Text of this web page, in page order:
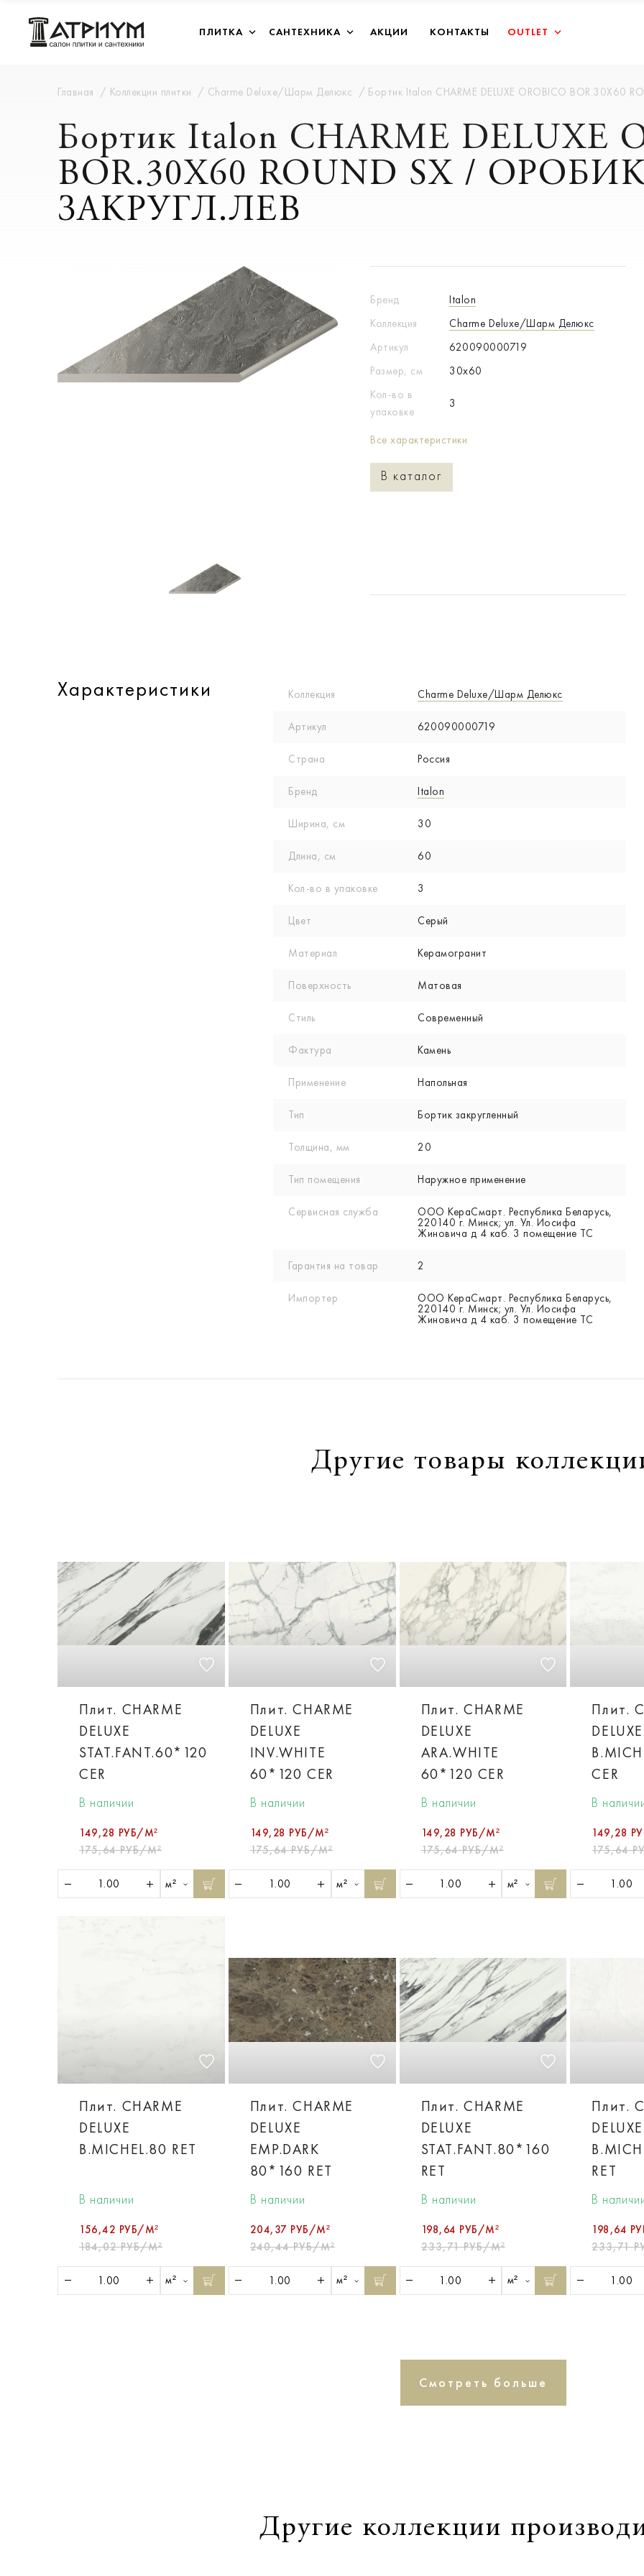
ПЛИТКА САНТЕХНИКА АКЦИИ КОНТАКТЫ OUTLET
Главная Коллекции плитки Charme Deluxe/Шарм Делюкс Бортик Italon CHARME DELUXE OROBICO
Бортик Italon CHARME DELUXE
BOR.30X60 ROUND SX /
ЗАКРУГЛ.ЛЕВ
Бренд
Italon
Коллекция
Charme Deluxe/Шарм Делюкс
Артикул
620090000719
Размер, см
30x60
Кол-во в
упаковке
3
Все характеристики
В каталог
Характеристики Коллекция Charme Deluxe/Шарм Делюкс
Артикул 620090000719
Страна Россия
Бренд Italon
Ширина, см 30
Длина, см 60
Кол-вo в упаковке 3
Цвет Серый
Материал Керамогранит
Поверхность Матовая
Стиль Современный
Фактура Камень
Применение Напольная
Тип Бортик закругленный
Толщина, мм 20
Тип помещения Наружное применение
Сервисная служба
ООО КераСмарт. Республика Беларусь,
220140 г. Минск; ул. Ул. Иосифа
Жиновича д 4 каб. 3 помещение ТС
Гарантия на товар 2
Импортер
ООО КераСмарт. Республика Беларусь,
220140 г. Минск; ул. Ул. Иосифа
Жиновича д 4 каб. 3 помещение ТС
Другие товары
Плит. CHARME
DELUXE
STAT.FANT.60*120
CER
В наличии
149,28 РУБ/М²
175,64 РУБ/М²
м²
Плит. CHARME
DELUXE
INV.WHITE
60*120 CER
В наличии
149,28 РУБ/М²
175,64 РУБ/М²
м²
Плит. CHARME
DELUXE
ARA.WHITE
60*120 CER
В наличии
149,28 РУБ/М²
175,64 РУБ/М²
м²
Плит.
DELUXE
CER
В
149,28
175,64
Плит. CHARME
DELUXE
B.MICHEL.80 RET
В наличии
156,42 РУБ/М²
184,02 РУБ/М²
м²
Плит. CHARME
DELUXE
EMP.DARK
80*160 RET
В наличии
204,37 РУБ/М²
240,44 РУБ/М²
м²
Плит. CHARME
DELUXE
STAT.FANT.80*160
RET
В наличии
198,64 РУБ/М²
233,71 РУБ/М²
м²
Плит.
DELUXE
RET
В
198,64
233,71
Смотреть больше
Другие коллекции